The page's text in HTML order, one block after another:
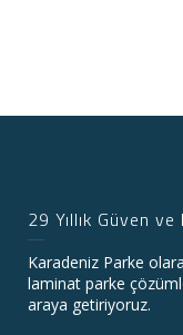
29 Yıllık Güven
Karadeniz Parke
laminat parke
araya getiriyoruz.